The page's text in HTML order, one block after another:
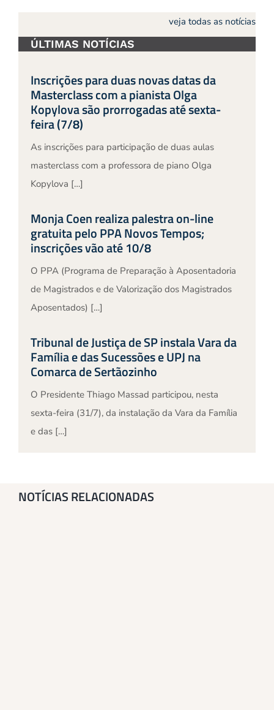
veja todas as notícias
ÚLTIMAS NOTÍCIAS
Inscrições para duas novas datas da
Masterclass com a pianista Olga
Kopylova são prorrogadas até sexta-
feira (7/8)
As inscrições para participação de duas aulas
masterclass com a professora de piano Olga
Kopylova […]
Monja Coen realiza palestra on-line
gratuita pelo PPA Novos Tempos;
inscrições vão até 10/8
O PPA (Programa de Preparação à Aposentadoria
de Magistrados e de Valorização dos Magistrados
Aposentados) […]
Tribunal de Justiça de SP instala Vara da
Família e das Sucessões e UPJ na
Comarca de Sertãozinho
O Presidente Thiago Massad participou, nesta
sexta-feira (31/7), da instalação da Vara da Família
e das […]
NOTÍCIAS RELACIONADAS